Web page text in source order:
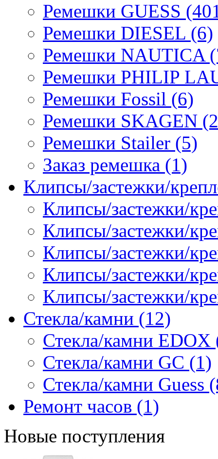
Ремешки GUESS
Ремешки DIESEL (6)
Ремешки NAUTICA
Ремешки PHILIP
Ремешки Fossil (6)
Ремешки SKAGEN
Ремешки Stailer (5)
Заказ ремешка (1)
Клипсы/застежки/
Клипсы/застежки/
Клипсы/застежки/
Клипсы/застежки/
Клипсы/застежки/
Клипсы/застежки/
Стекла/камни (12)
Стекла/камни EDOX
Стекла/камни GC (1)
Стекла/камни Guess
Ремонт часов (1)
Новые поступления